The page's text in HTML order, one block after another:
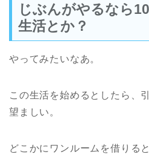
じぶんがやるなら
生活とか？
やってみたいなあ。
この生活を始めるとしたら、
望ましい。
どこかにワンルームを借りる